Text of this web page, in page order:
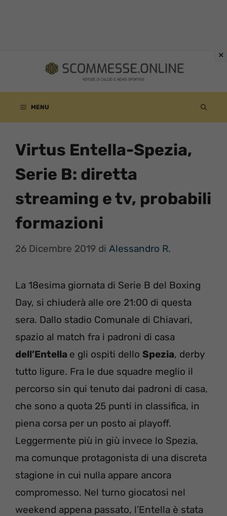
contenuto
MENU
Virtus Entella-Spezia,
Serie B: diretta
streaming e tv, probabili
formazioni
26 Dicembre 2019 di Alessandro R.
La 18esima giornata di Serie B del Boxing
Day, si chiuderà alle ore 21:00 di questa
sera. Dallo stadio Comunale di Chiavari,
spazio al match fra i padroni di casa
dell’Entella e gli ospiti dello Spezia, derby
tutto ligure. Fra le due squadre meglio il
percorso sin qui tenuto dai padroni di casa,
che sono a quota 25 punti in classifica, in
piena corsa per un posto ai playoff.
Leggermente più in giù invece lo Spezia,
ma comunque protagonista di una discreta
stagione in cui nulla appare ancora
compromesso. Nel turno giocatosi nel
weekend appena passato, l’Entella è stata